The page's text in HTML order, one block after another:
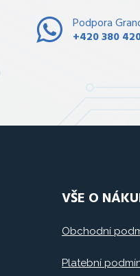
Podpora
+420 380
VŠE O
Obchodní
Platební